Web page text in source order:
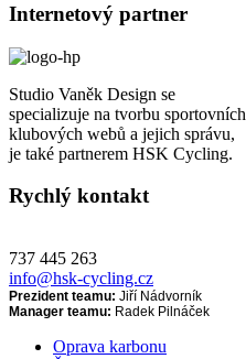
Internetový partner
Studio Vaněk Design se
specializuje na tvorbu sportovních
klubových webů a jejich správu,
je také partnerem HSK Cycling.
Rychlý kontakt
737 445 263
info@hsk-cycling.cz
Prezident teamu: Jiří Nádvorník
Manager teamu: Radek Pilnáček
Oprava karbonu